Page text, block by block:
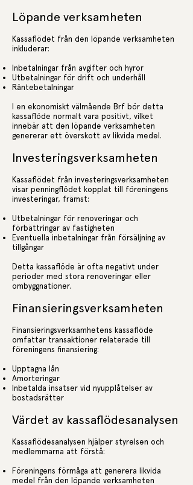
Löpande verksamheten
Kassaflödet från den löpande verksamheten
inkluderar:
Inbetalningar från avgifter och hyror
Utbetalningar för drift och underhåll
Räntebetalningar
I en ekonomiskt välmående Brf bör detta
kassaflöde normalt vara positivt, vilket
innebär att den löpande verksamheten
genererar ett överskott av likvida medel.
Investeringsverksamheten
Kassaflödet från investeringsverksamheten
visar penningflödet kopplat till föreningens
investeringar, främst:
Utbetalningar för renoveringar och
förbättringar av fastigheten
Eventuella inbetalningar från försäljning av
tillgångar
Detta kassaflöde är ofta negativt under
perioder med stora renoveringar eller
ombyggnationer.
Finansieringsverksamheten
Finansieringsverksamhetens kassaflöde
omfattar transaktioner relaterade till
föreningens finansiering:
Upptagna lån
Amorteringar
Inbetalda insatser vid nyupplåtelser av
bostadsrätter
Värdet av kassaflödesanalysen
Kassaflödesanalysen hjälper styrelsen och
medlemmarna att förstå:
Föreningens förmåga att generera likvida
medel från den löpande verksamheten